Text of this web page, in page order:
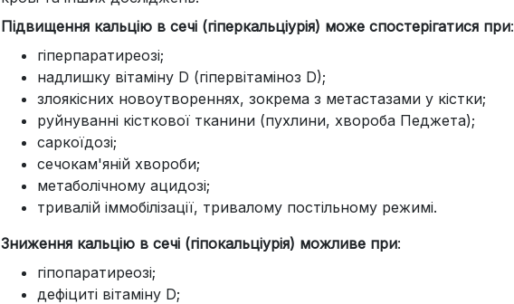
Підвищення кальцію в сечі (гіперкальціурія) може спостерігатися при:
гіперпаратиреозі;
надлишку вітаміну D (гіпервітаміноз D);
злоякісних новоутвореннях, зокрема з метастазами у кістки;
руйнуванні кісткової тканини (пухлини, хвороба Педжета);
саркоїдозі;
сечокам'яній хвороби;
метаболічному ацидозі;
тривалій іммобілізації, тривалому постільному режимі.
Зниження кальцію в сечі (гіпокальціурія) можливе при:
гіпопаратиреозі;
дефіциті вітаміну D;